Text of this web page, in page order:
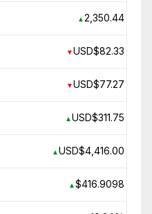
▲2,350.44
▼USD$82.33
▼USD$77.27
▲USD$311.75
▲USD$4,416.00
▲$416.9098